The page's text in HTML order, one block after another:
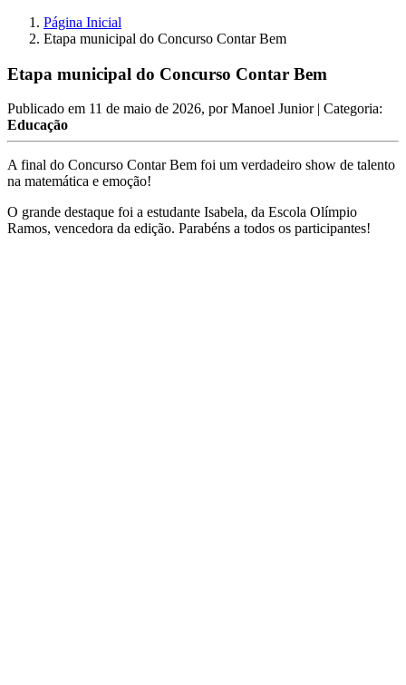
Página Inicial
Etapa municipal do Concurso Contar Bem
Etapa municipal do Concurso Contar Bem
Publicado em 11 de maio de 2026, porManoel Junior | Categoria:
Educação
A final do Concurso Contar Bem foi um verdadeiro show de talento
na matemática e emoção!
O grande destaque foi a estudante Isabela, da Escola Olímpio
Ramos, vencedora da edição. Parabéns a todos os participantes!